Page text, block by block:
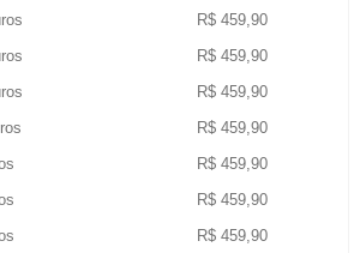
R$ 459,90
R$ 459,90
R$ 459,90
R$ 459,90
R$ 459,90
R$ 459,90
R$ 459,90